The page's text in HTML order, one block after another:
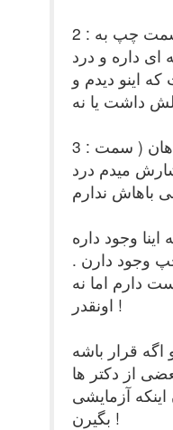
2 : ورم در ناحیه پشت گوش سمت چپ به
ای داره و درد
ماه هست که اینو دیدم و
3 : یک غده سفت در زیر لوزه دهان ( سمت
میدم درد
وجود داره
وجود دارن .
دارم اما نه
اونقدر !
اگه قرار باشه
از دکتر ها
آزمایشی
بگیرن !